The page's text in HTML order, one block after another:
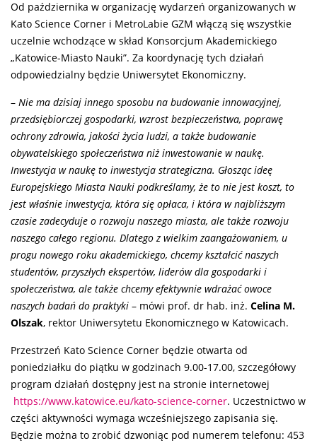
Od października w organizację wydarzeń organizowanych w
Kato Science Corner i MetroLabie GZM włączą się wszystkie
uczelnie wchodzące w skład Konsorcjum Akademickiego
„Katowice-Miasto Nauki”. Za koordynację tych działań
odpowiedzialny będzie Uniwersytet Ekonomiczny.
– Nie ma dzisiaj innego sposobu na budowanie innowacyjnej,
przedsiębiorczej gospodarki, wzrost bezpieczeństwa, poprawę
ochrony zdrowia, jakości życia ludzi, a także budowanie
obywatelskiego społeczeństwa niż inwestowanie w naukę.
Inwestycja w naukę to inwestycja strategiczna. Głosząc ideę
Europejskiego Miasta Nauki podkreślamy, że to nie jest koszt, to
jest właśnie inwestycja, która się opłaca, i która w najbliższym
czasie zadecyduje o rozwoju naszego miasta, ale także rozwoju
naszego całego regionu. Dlatego z wielkim zaangażowaniem, u
progu nowego roku akademickiego, chcemy kształcić naszych
studentów, przyszłych ekspertów, liderów dla gospodarki i
społeczeństwa, ale także chcemy efektywnie wdrażać owoce
naszych badań do praktyki – mówi prof. dr hab. inż. Celina M.
Olszak, rektor Uniwersytetu Ekonomicznego w Katowicach.
Przestrzeń Kato Science Corner będzie otwarta od
poniedziałku do piątku w godzinach 9.00-17.00, szczegółowy
program działań dostępny jest na stronie internetowej
https://www.katowice.eu/kato-science-corner. Uczestnictwo w
części aktywności wymaga wcześniejszego zapisania się.
Będzie można to zrobić dzwoniąc pod numerem telefonu: 453